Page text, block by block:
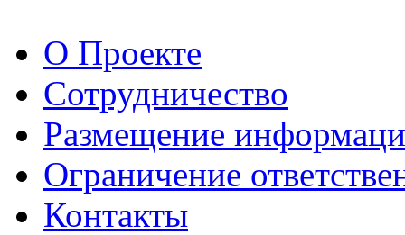
О Проекте
Сотрудничество
Размещение
Ограничение
Контакты